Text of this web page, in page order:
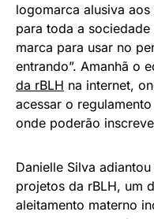
logomarca alusiva
para toda a
marca para usar no
entrando”. Amanhã o
da rBLH na internet,
acessar o
onde poderão
Danielle Silva
projetos da rBLH, um
aleitamento materno